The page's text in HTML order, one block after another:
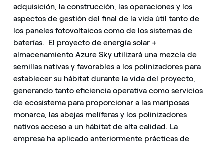
adquisición, la construcción, las operaciones y los
aspectos de gestión del final de la vida útil tanto de
los paneles fotovoltaicos como de los sistemas de
baterías. El proyecto de energía solar +
almacenamiento Azure Sky utilizará una mezcla de
semillas nativas y favorables a los polinizadores para
establecer su hábitat durante la vida del proyecto,
generando tanto eficiencia operativa como servicios
de ecosistema para proporcionar a las mariposas
monarca, las abejas melíferas y los polinizadores
nativos acceso a un hábitat de alta calidad. La
empresa ha aplicado anteriormente prácticas de